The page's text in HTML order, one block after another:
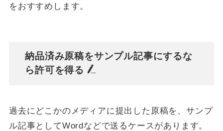
をおすすめします。
納品済み原稿をサンプル記事にするな
ら許可を得る
過去にどこかのメディアに提出した原稿を、サンプ
ル記事としてWordなどで送るケースがあります。